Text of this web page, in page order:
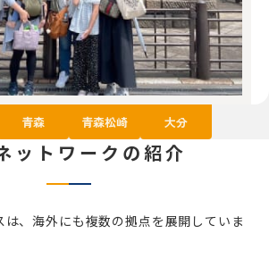
青森 青森松崎 大分
ットワークの紹介
は、海外にも複数の拠点を展開していま